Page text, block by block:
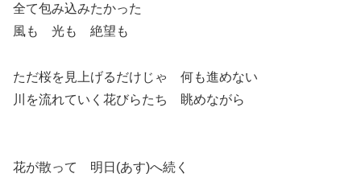
全て包み込みたかった
風も 光も 絶望も
ただ桜を見上げるだけじゃ 何も進めない
川を流れていく花びらたち 眺めながら
花が散って 明日(あす)へ続く